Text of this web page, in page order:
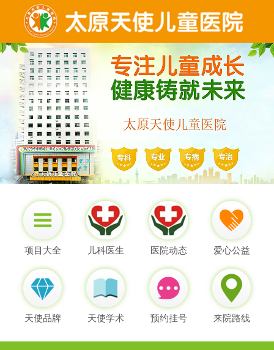
项目大全 儿科医生 医院动态 爱心公益
天使品牌 天使学术 预约挂号 来院路线